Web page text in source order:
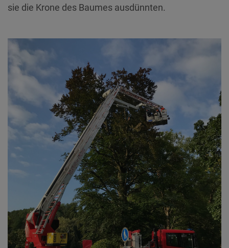
sie die Krone des Baumes ausdünnten.